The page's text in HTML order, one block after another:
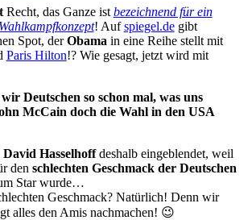
Recht, das Ganze ist bezeichnend für ein
! Aufspiegel.degibt
Spot, derObama in eine Reihe stellt mit
Paris Hilton!? Wie gesagt, jetzt wird mit
Deutschen so schon mal, was uns
McCain doch die Wahl in den USA
David Hasselhoffdeshalb eingeblendet, weil
den schlechten Geschmack der Deutschen
Star wurde…
Geschmack? Natürlich! Denn wir
alles den Amis nachmachen! 😉